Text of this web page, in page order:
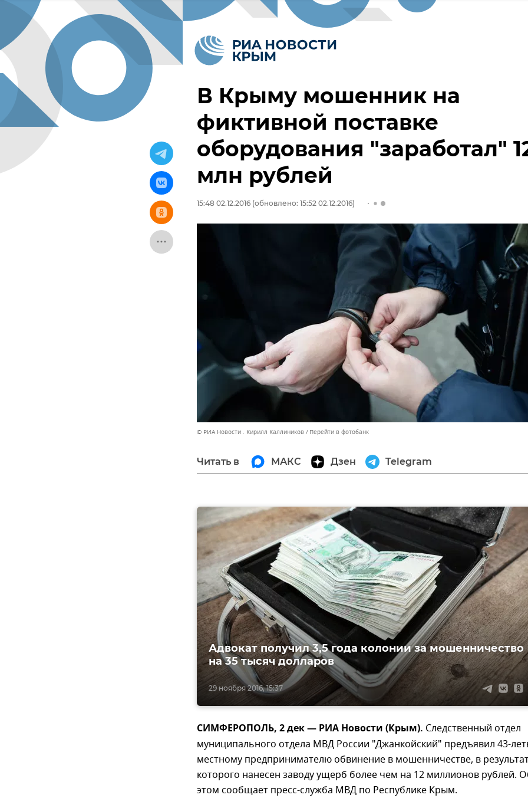
В Крыму мошенник на
фиктивной поставке
оборудования "заработал"
млн рублей
15:48 02.12.2016 (обновлено: 15:52 02.12.2016)
© РИА Новости . Кирилл Каллиников Перейти в фотобанк
Читать в МАКС Дзен Telegram
29 ноября 2016, 15:37
Адвокат получил 3,5 года колонии за мошенничество
на 35 тысяч долларов
СИМФЕРОПОЛЬ, 2 дек — РИА Новости (Крым). Следственный отдел
муниципального отдела МВД России "Джанкойский" предъявил 43-
местному предпринимателю обвинение в мошенничестве, в
которого нанесен заводу ущерб более чем на 12 миллионов рублей.
этом сообщает пресс-служба МВД по Республике Крым.